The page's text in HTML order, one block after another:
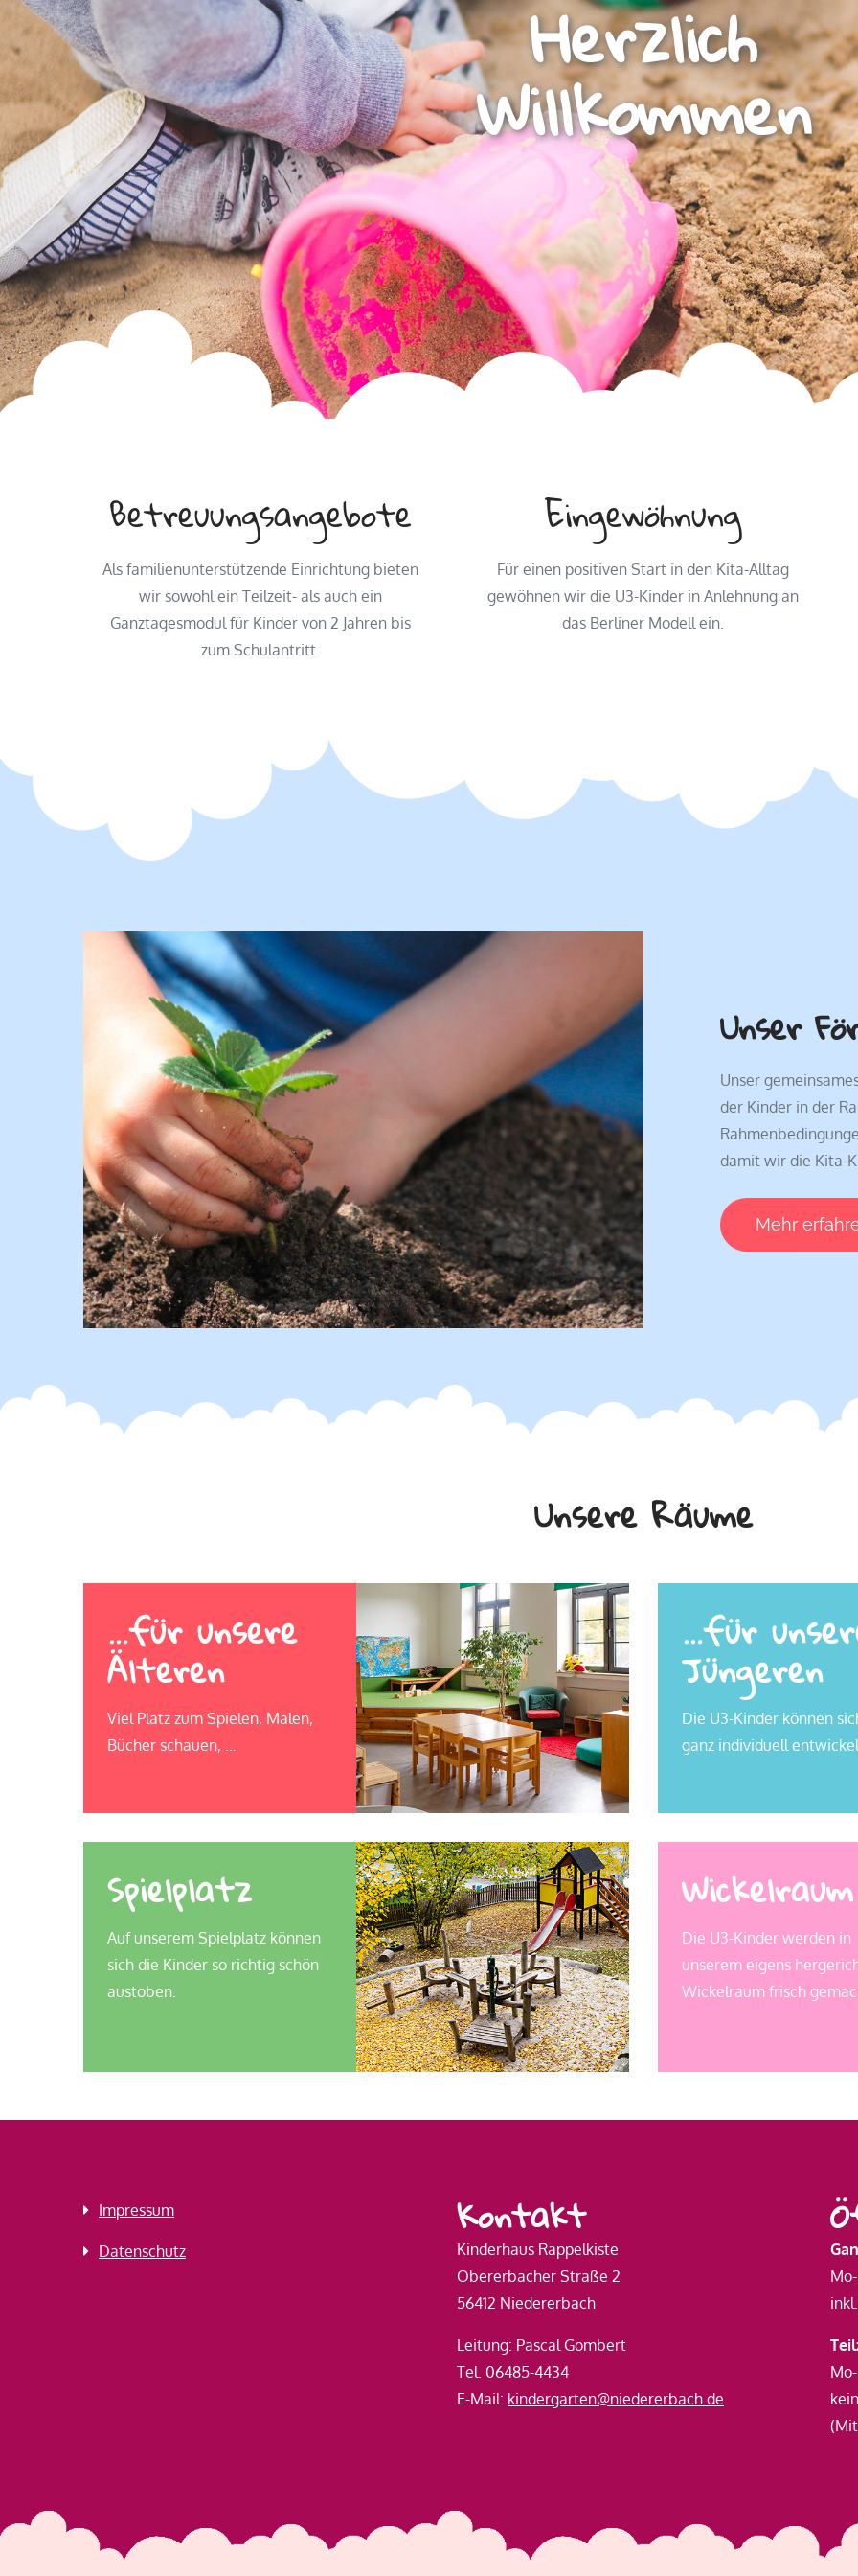
Herzlich
Willkommen
Betreuungs­angebote
Als familienunterstützende Einrichtung bieten
wir sowohl ein Teilzeit- als auch ein
Ganztagesmodul für Kinder von 2 Jahren bis
zum Schulantritt.
Eingewöhnung
Für einen positiven Start in den Kita-Alltag
gewöhnen wir die U3-Kinder in Anlehnung an
das Berliner Modell ein.
Unser
Unser
der Kinder in der
damit wir die Kita-
Mehr
Unsere Räume
…für unsere
Älteren
Viel Platz zum Spielen, Malen,
Bücher schauen, …
…für
Jüngeren
Die U3-Kinder können
ganz individuell
Spielplatz
Auf unserem Spielplatz können
sich die Kinder so richtig schön
austoben.
Wickelraum
Die U3-Kinder werden in
unserem eigens
Wickelraum frisch
Impressum
Datenschutz
Kontakt
Kinderhaus Rappelkiste
Obererbacher Straße 2
56412 Niedererbach
Leitung: Pascal Gombert
Tel. 06485-4434
E-Mail: kindergarten@niedererbach.de